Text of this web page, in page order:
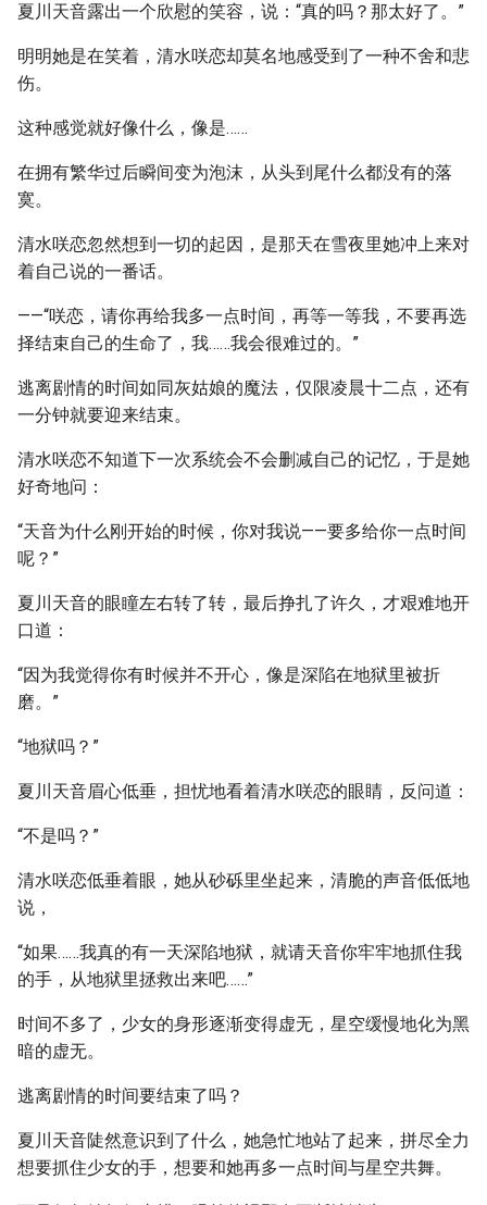
夏川天音露出一个欣慰的笑容，说：“真的吗？那太好了。”
明明她是在笑着，清水咲恋却莫名地感受到了一种不舍和悲
伤。
这种感觉就好像什么，像是……
在拥有繁华过后瞬间变为泡沫，从头到尾什么都没有的落
寞。
清水咲恋忽然想到一切的起因，是那天在雪夜里她冲上来对
着自己说的一番话。
——“咲恋，请你再给我多一点时间，再等一等我，不要再选
择结束自己的生命了，我……我会很难过的。”
逃离剧情的时间如同灰姑娘的魔法，仅限凌晨十二点，还有
一分钟就要迎来结束。
清水咲恋不知道下一次系统会不会删减自己的记忆，于是她
好奇地问：
“天音为什么刚开始的时候，你对我说——要多给你一点时间
呢？”
夏川天音的眼瞳左右转了转，最后挣扎了许久，才艰难地开
口道：
“因为我觉得你有时候并不开心，像是深陷在地狱里被折
磨。”
“地狱吗？”
夏川天音眉心低垂，担忧地看着清水咲恋的眼睛，反问道：
“不是吗？”
清水咲恋低垂着眼，她从砂砾里坐起来，清脆的声音低低地
说，
“如果……我真的有一天深陷地狱，就请天音你牢牢地抓住我
的手，从地狱里拯救出来吧……”
时间不多了，少女的身形逐渐变得虚无，星空缓慢地化为黑
暗的虚无。
逃离剧情的时间要结束了吗？
夏川天音陡然意识到了什么，她急忙地站了起来，拼尽全力
想要抓住少女的手，想要和她再多一点时间与星空共舞。